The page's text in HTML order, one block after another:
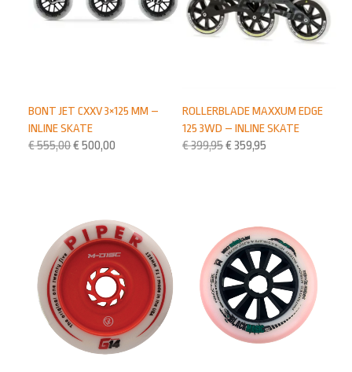
ROLLERBLADE MAXXUM EDGE
125 3WD – INLINE SKATE
€399,95€ 359,95
BONT JET CXXV 3×125 MM –
INLINE SKATE
€555,00€ 500,00